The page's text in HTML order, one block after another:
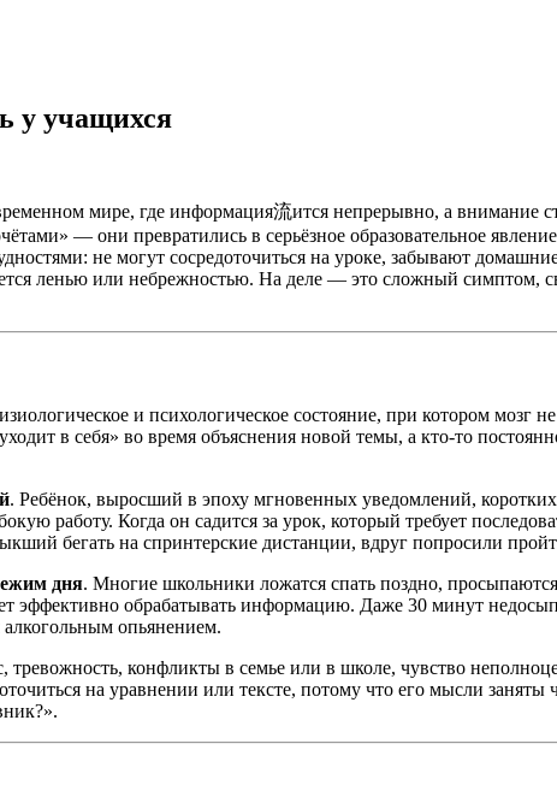
у учащихся
мире, где информация流ится непрерывно, а внимание
— они превратились в серьёзное образовательное
не могут сосредоточиться на уроке, забывают
ленью или небрежностью. На деле — это сложный
и психологическое состояние, при котором мозг
в себя» во время объяснения новой темы, а кто-то
. Ребёнок, выросший в эпоху мгновенных уведомлений,
работу. Когда он садится за урок, который требует
бегать на спринтерские дистанции, вдруг попросили
дня. Многие школьники ложатся спать поздно,
эффективно обрабатывать информацию. Даже 30 минут
опьянением.
тревожность, конфликты в семье или в школе, чувство
на уравнении или тексте, потому что его мысли